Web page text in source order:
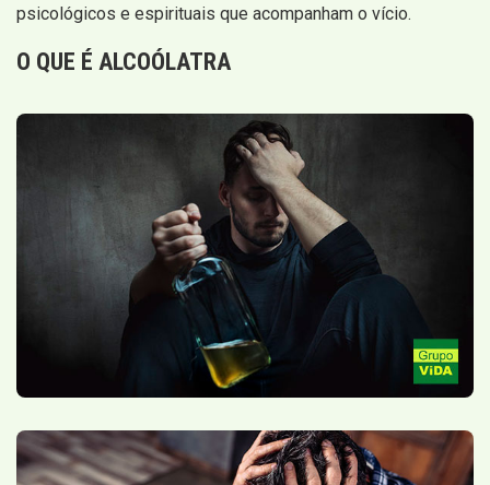
psicológicos e espirituais que acompanham o vício.
O QUE É ALCOÓLATRA